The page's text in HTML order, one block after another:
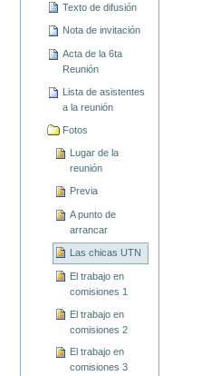
Texto de difusión
Nota de invitación
Acta de la 6ta
Reunión
Lista de asistentes
a la reunión
Fotos
Lugar de la
reunión
Previa
A punto de
arrancar
Las chicas UTN
El trabajo en
comisiones 1
El trabajo en
comisiones 2
El trabajo en
comisiones 3